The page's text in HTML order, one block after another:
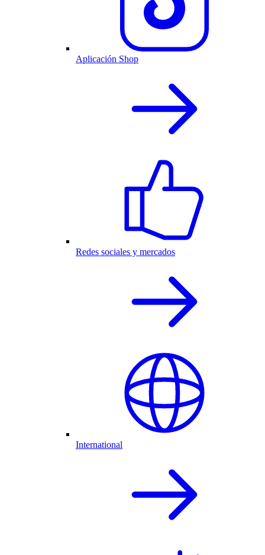
Aplicación Shop
Redes sociales y mercados
International